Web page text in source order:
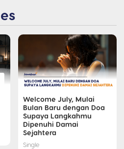
Welcome July, Mulai
Bulan Baru dengan Doa
Supaya Langkahmu
Dipenuhi Damai
Sejahtera
Single